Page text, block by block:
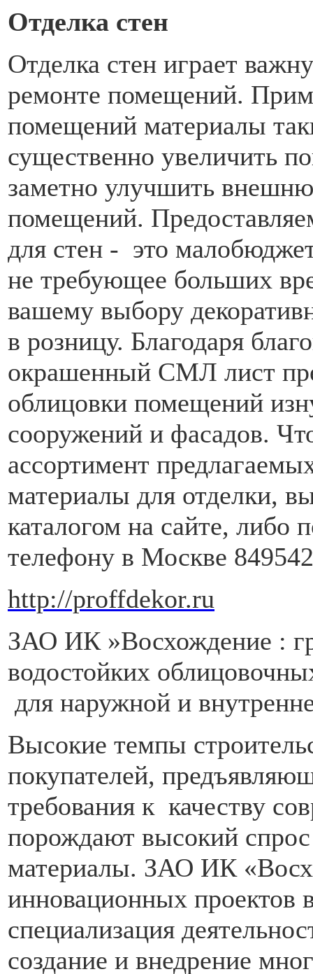
Отделка стен
Отделка стен играет
ремонте помещений.
помещений материалы
существенно увеличить
заметно улучшить
помещений.
для стен - это
не требующее больших
вашему выбору
в розницу. Благодаря
окрашенный СМЛ лист
облицовки помещений
сооружений и фасадов.
ассортимент
материалы для отделки,
каталогом на сайте, либо
телефону в Москве
http://proffdekor.ru
ЗАО ИК »Восхождение :
водостойких
для наружной и
Высокие темпы
покупателей,
требования к качеству
порождают высокий
материалы. ЗАО ИК
инновационных проектов
специализация
создание и внедрение